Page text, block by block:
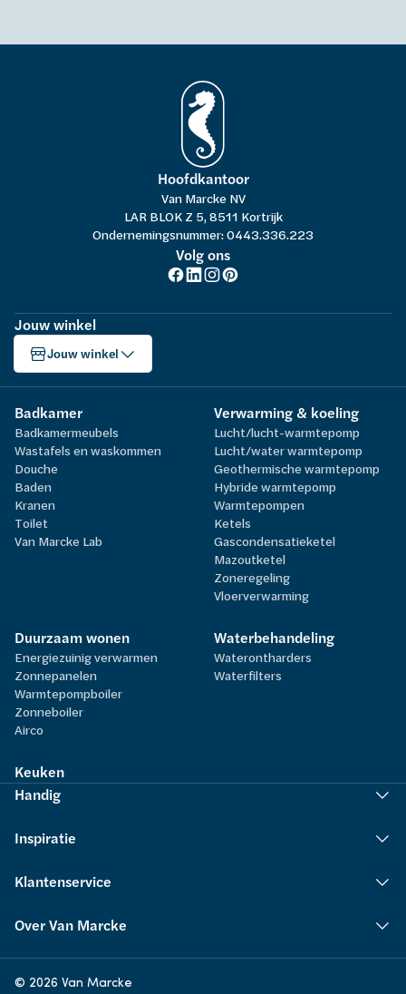
Hoofdkantoor
Van Marcke NV
LAR BLOK Z 5, 8511 Kortrijk
Ondernemingsnummer: 0443.336.223
Volg ons
Jouw winkel
Jouw winkel
Badkamer
Badkamermeubels
Wastafels en waskommen
Douche
Baden
Kranen
Toilet
Van Marcke Lab
Verwarming & koeling
Lucht/lucht-warmtepomp
Lucht/water warmtepomp
Geothermische warmtepomp
Hybride warmtepomp
Warmtepompen
Ketels
Gascondensatieketel
Mazoutketel
Zoneregeling
Vloerverwarming
Duurzaam wonen
Energiezuinig verwarmen
Zonnepanelen
Warmtepompboiler
Zonneboiler
Airco
Waterbehandeling
Waterontharders
Waterfilters
Keuken
Handig
Inspiratie
Klantenservice
Over Van Marcke
© 2026 Van Marcke